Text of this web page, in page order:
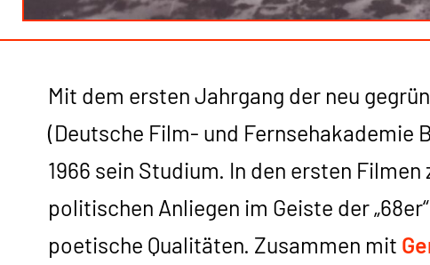
Mit dem ersten Jahrgang der neu
(Deutsche Film- und Fernsehakademie
1966 sein Studium. In den ersten
politischen Anliegen im Geiste der
poetische Qualitäten. Zusammen mit